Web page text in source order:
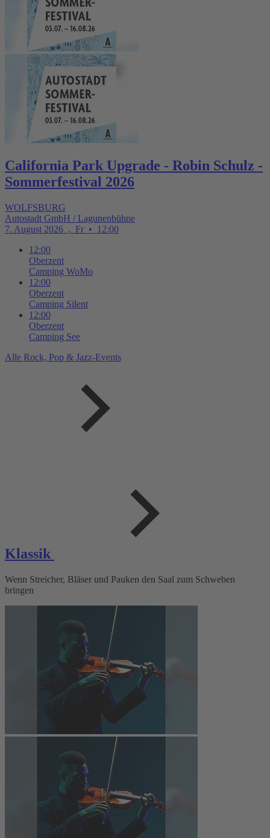
California Park Upgrade - Robin Schulz -
Sommerfestival 2026
WOLFSBURG
Autostadt GmbH / Lagunenbühne
7. August 2026 , Fr •
12:00
12:00
Oberzent
Camping WoMo
12:00
Oberzent
Camping Silent
12:00
Oberzent
Camping See
Alle Rock, Pop & Jazz-Events
Klassik
Wenn Streicher, Bläser und Pauken den Saal zum Schweben
bringen